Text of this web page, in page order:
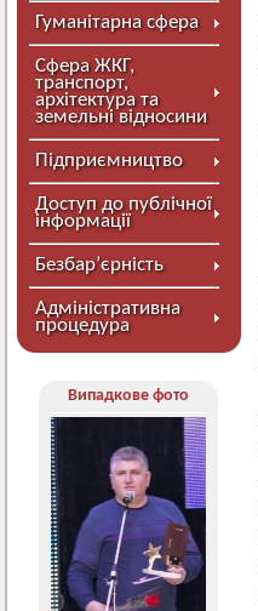
Гуманітарна сфера
Сфера ЖКГ,
транспорт,
архітектура та
земельні відносини
Підприємництво
Доступ до публічної
інформації
Безбар’єрність
Адміністративна
процедура
Випадкове фото